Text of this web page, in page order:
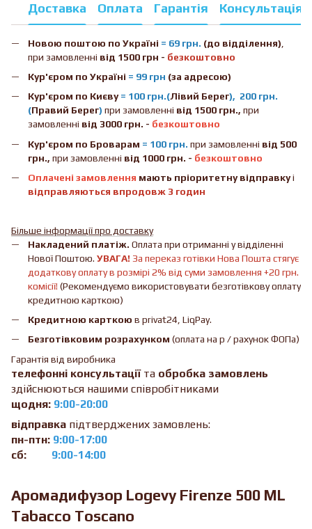
Доставка Оплата Гарантія Консультація
Новою поштою по Україні = 69 грн. (до відділення)
при замовленні від 1500 грн - безкоштовно
Кур'єром по Україні = 99 грн (за адресою)
Кур'єром по Києву= 100 грн.(Лівий Берег), 200 грн.
(Правий Берег) при замовленні від 1500 грн., при
замовленні від 3000 грн. - безкоштовно
Кур'єром по Броварам = 100 грн. при замовленні від 500
грн., при замовленні від 1000 грн. - безкоштовно
Оплачені замовлення мають пріоритетну відправкуі
відправляються впродовж 3 годин
Більше інформації про доставку
Накладений платіж. Оплата при отриманні у відділенні
Нової Поштою. УВАГА! За переказ готівки Нова Пошта стягує
додаткову оплату в розмірі 2% від суми замовлення +20 грн.
комісії! (Рекомендуємо використовувати безготівкову оплату
кредитною карткою)
Кредитною карткою в privat24, LiqPay.
Безготівковим розрахунком (оплата на р / рахунок ФОПа)
Гарантія від виробника
телефонні консультації та обробка замовлень
здійснюються нашими співробітниками
щодня: 9:00-20:00
відправка підтверджених замовлень:
пн-птн: 9:00-17:00
сб:
9:00-14:00
Аромадифузор Logevy Firenze 500 ML
Tabacco Toscano